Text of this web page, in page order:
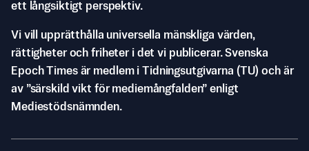
ett långsiktigt perspektiv.
Vi vill upprätthålla universella mänskliga värden,
rättigheter och friheter i det vi publicerar. Svenska
Epoch Times är medlem i Tidningsutgivarna (TU) och är
av ”särskild vikt för mediemångfalden” enligt
Mediestödsnämnden.